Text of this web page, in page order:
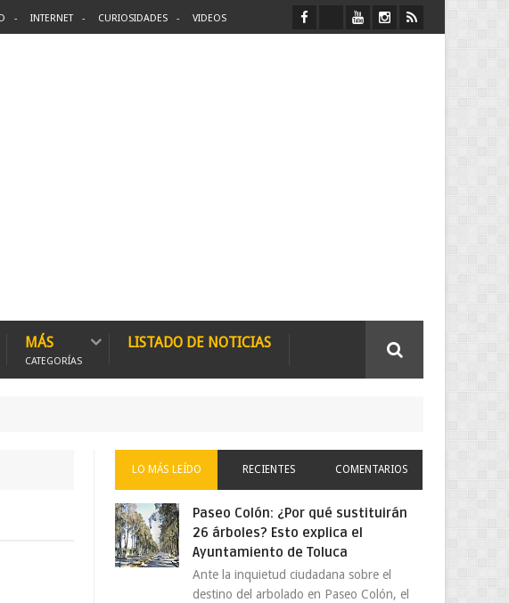
INTERNET CURIOSIDADES VIDEOS
MÁS
CATEGORÍAS
LISTADO DE NOTICIAS
LO MÁS LEÍDO RECIENTES COMENTARIOS
Paseo Colón: ¿Por qué sustituirán
26 árboles? Esto explica el
Ayuntamiento de Toluca
Ante la inquietud ciudadana sobre el
destino del arbolado en Paseo Colón, el